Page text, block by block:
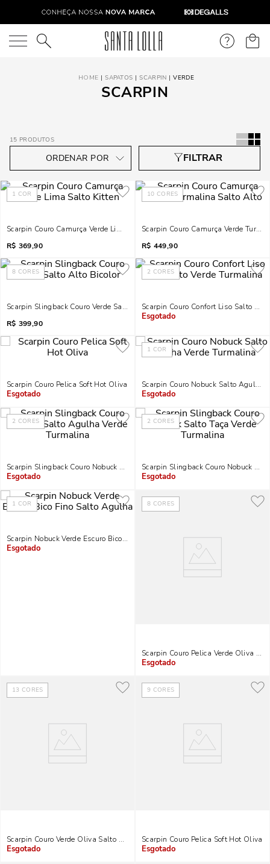
O que você está procurando?
SAPATOS SCARPIN VERDE
SCARPIN
15 PRODUTOS
1 COR
Scarpin Couro Camurça Verde Lima Salto Kitten
R$ 369,90
10 CORES
Scarpin Couro Camurça Verde
R$ 449,90
8 CORES
Scarpin Slingback Couro Verde Salto Alto Bicolor
R$ 399,90
2 CORES
Scarpin Couro Confort Liso Salto
Indisponível
Scarpin Couro Pelica Soft Hot Oliva
Indisponível
1 COR
Scarpin Couro Nobuck Salto Agulha
Indisponível
2 CORES
Scarpin Slingback Couro Nobuck Salto Agulha Verde Turmalina
Indisponível
2 CORES
Scarpin Slingback Couro Nobuck
Indisponível
1 COR
Scarpin Nobuck Verde Escuro Bico Fino Salto Agulha
Indisponível
8 CORES
Scarpin Couro Pelica Verde Oliva
Indisponível
13 CORES
Scarpin Couro Verde Oliva Salto Baixo
Indisponível
9 CORES
Scarpin Couro Pelica Soft Hot Oliva
Indisponível